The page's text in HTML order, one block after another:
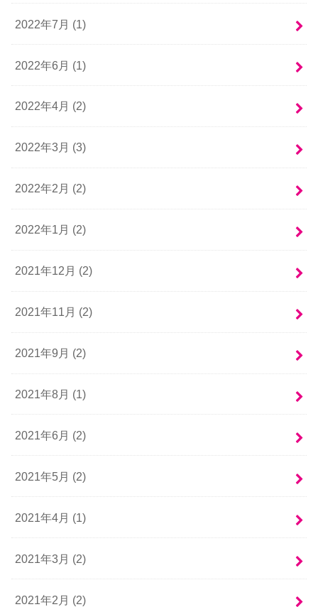
2022年7月 (1)
2022年6月 (1)
2022年4月 (2)
2022年3月 (3)
2022年2月 (2)
2022年1月 (2)
2021年12月 (2)
2021年11月 (2)
2021年9月 (2)
2021年8月 (1)
2021年6月 (2)
2021年5月 (2)
2021年4月 (1)
2021年3月 (2)
2021年2月 (2)